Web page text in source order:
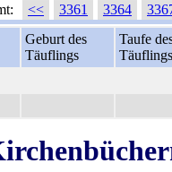
<< 3361 3364
Geburt des
Täuflings
Taufe
Täuflings